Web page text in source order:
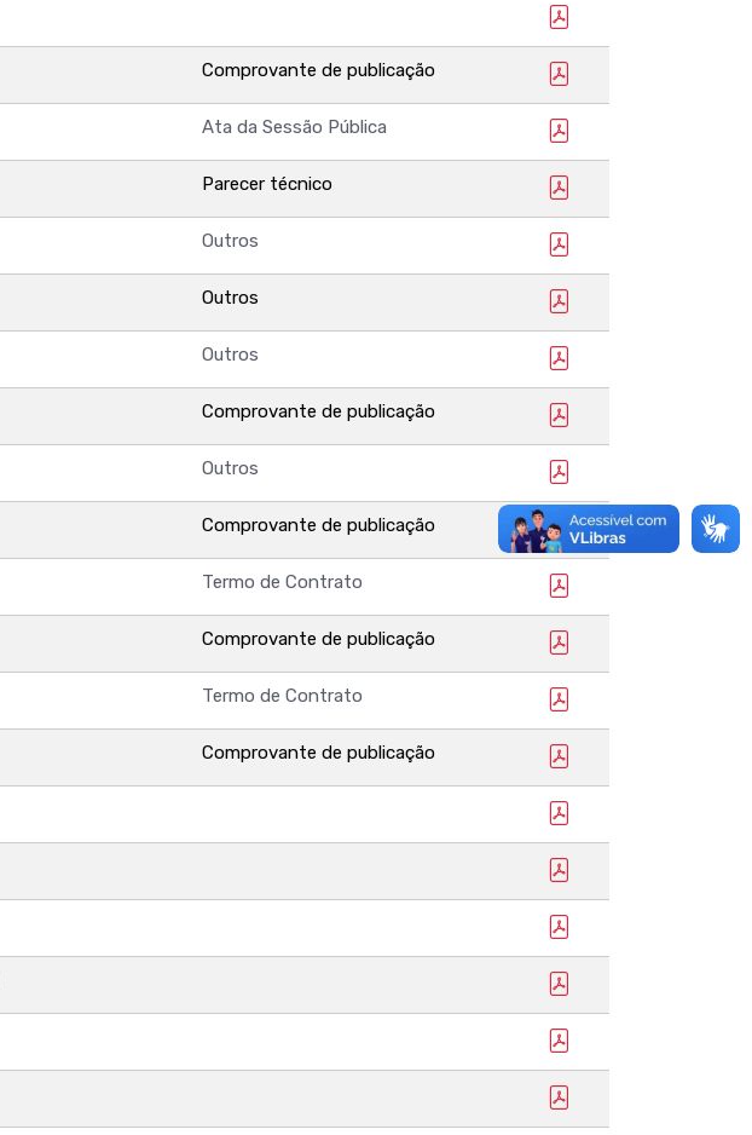
Comprovante de publicação
Ata da Sessão Pública
Parecer técnico
Outros
Outros
Outros
Comprovante de publicação
Outros
Comprovante de publicação
Termo de Contrato
Comprovante de publicação
Termo de Contrato
Comprovante de publicação